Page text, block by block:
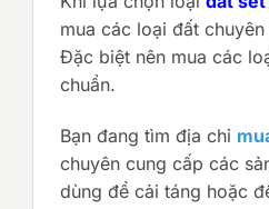
mua các loại đất
Đặc biệt nên mua các
chuẩn.
Bạn đang tìm địa chỉ
chuyên cung cấp các
dùng để cải táng hoặc